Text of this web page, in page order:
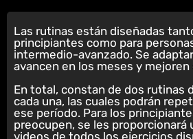
Las rutinas están diseñadas
principiantes como para
intermedio-avanzado. Se
avancen en los meses y
En total, constan de dos rutinas
cada una, las cuales podrán
ese período. Para los
preocupen, se les proporcionará
videos de todos los ejercicios